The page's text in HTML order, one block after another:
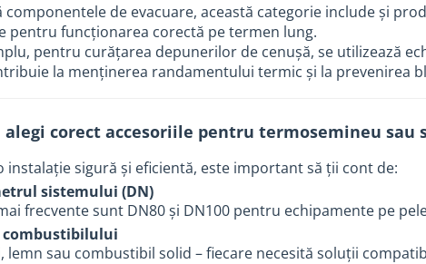
componentele de evacuare, această categorie include și
pentru funcționarea corectă pe termen lung.
pentru curățarea depunerilor de cenușă, se utilizează
la menținerea randamentului termic și la prevenirea
alegi corect accesoriile pentru termosemineu sau
instalație sigură și eficientă, este important să ții cont de:
sistemului (DN)
frecvente sunt DN80 și DN100 pentru echipamente pe
combustibilului
lemn sau combustibil solid – fiecare necesită soluții